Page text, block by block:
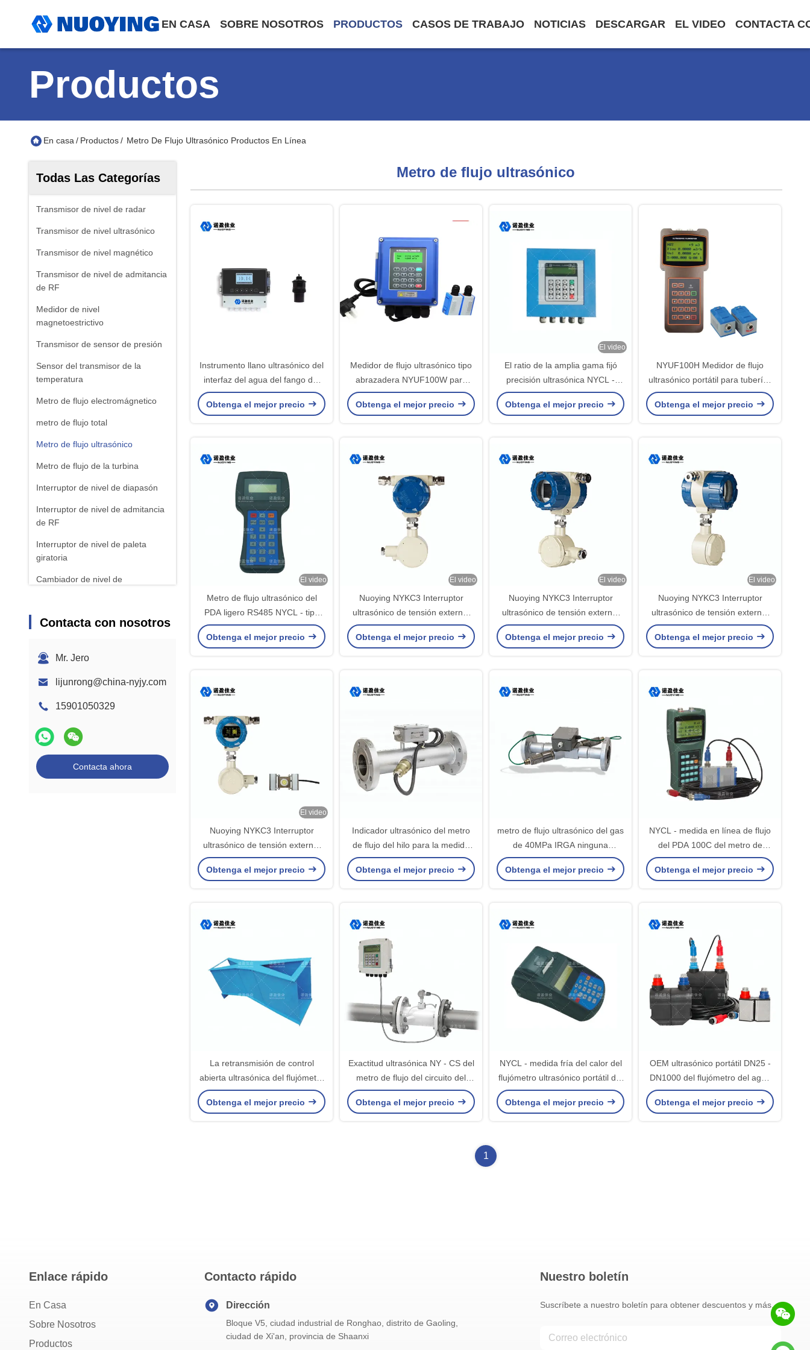
EN CASA SOBRE NOSOTROS PRODUCTOS CASOS DE TRABAJO NOTICIAS DESCARGAR EL VIDEO CONTACTA
Productos
En casa / Productos/ Metro De Flujo Ultrasónico Productos En Línea
Todas Las Categorías
Transmisor de nivel de radar
Transmisor de nivel ultrasónico
Transmisor de nivel magnético
Transmisor de nivel de admitancia
de RF
Medidor de nivel
magnetoestrictivo
Transmisor de sensor de presión
Sensor del transmisor de la
temperatura
Metro de flujo electromágnetico
metro de flujo total
Metro de flujo ultrasónico
Metro de flujo de la turbina
Interruptor de nivel de diapasón
Interruptor de nivel de admitancia
de RF
Interruptor de nivel de paleta
giratoria
Cambiador de nivel de
líquido
Contacta con nosotros
Mr. Jero
lijunrong@china-nyjy.com
15901050329
Contacta ahora
Metro de flujo ultrasónico
Instrumento llano ultrasónico del
interfaz del agua del fango del
transmisor de 24VDC 1m m
Obtenga el mejor precio
Medidor de flujo ultrasónico tipo
abrazadera NYUF100W para
medición de flujo y calor
Obtenga el mejor precio
El video
El ratio de la amplia gama fijó
precisión ultrasónica NYCL -
100G del metro de flujo la alta
Obtenga el mejor precio
NYUF100H Medidor de flujo
ultrasónico portátil para tuberías
de DN32 a DN6000
Obtenga el mejor precio
El video
Metro de flujo ultrasónico del
PDA ligero RS485 NYCL - tipo
100A
Obtenga el mejor precio
El video
Nuoying NYKC3 Interruptor
ultrasónico de tensión externa,
modelo NYKC3, diseño no
invasivo
Obtenga el mejor precio
El video
Nuoying NYKC3 Interruptor
ultrasónico de tensión externa,
modelo NYKC3, diseño no
invasivo
Obtenga el mejor precio
El video
Nuoying NYKC3 Interruptor
ultrasónico de tensión externa,
modelo NYKC3, diseño no
invasivo
Obtenga el mejor precio
El video
Nuoying NYKC3 Interruptor
ultrasónico de tensión externa,
modelo NYKC3, diseño no
invasivo
Obtenga el mejor precio
Indicador ultrasónico del metro
de flujo del hilo para la medida
llana líquida
Obtenga el mejor precio
metro de flujo ultrasónico del gas
de 40MPa IRGA ninguna
resistencia hidráulica
Obtenga el mejor precio
NYCL - medida en línea de flujo
del PDA 100C del metro de
calefacción de la red ultrasónica
del tubo
Obtenga el mejor precio
La retransmisión de control
abierta ultrasónica del flujómetro
del canal del tratamiento de
aguas residuales hizo salir NYCL
Obtenga el mejor precio
Exactitud ultrasónica NY - CS del
metro de flujo del circuito del
pulso que transmite multi alta
Pt100
Obtenga el mejor precio
NYCL - medida fría del calor del
flujómetro ultrasónico portátil del
agua 100B
Obtenga el mejor precio
OEM ultrasónico portátil DN25 -
DN1000 del flujómetro del agua
de Digitaces del metro de flujo
RS485
Obtenga el mejor precio
1
Enlace rápido
En Casa
Sobre Nosotros
Productos
Contacto rápido
Dirección
Bloque V5, ciudad industrial de Ronghao, distrito de Gaoling,
ciudad de Xi'an, provincia de Shaanxi
Nuestro boletín
Suscríbete a nuestro boletín para obtener descuentos y más.